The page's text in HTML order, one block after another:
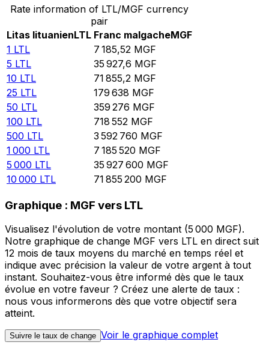
Rate information of LTL/MGF currency
pair
Litas lituanienLTL Franc malgacheMGF
1 LTL 7 185,52 MGF
5 LTL 35 927,6 MGF
10 LTL 71 855,2 MGF
25 LTL 179 638 MGF
50 LTL 359 276 MGF
100 LTL 718 552 MGF
500 LTL 3 592 760 MGF
1 000 LTL 7 185 520 MGF
5 000 LTL 35 927 600 MGF
10 000 LTL 71 855 200 MGF
Graphique : MGF vers LTL
Visualisez l'évolution de votre montant (5 000 MGF).
Notre graphique de change MGF vers LTL en direct suit
12 mois de taux moyens du marché en temps réel et
indique avec précision la valeur de votre argent à tout
instant. Souhaitez-vous être informé dès que le taux
évolue en votre faveur ? Créez une alerte de taux :
nous vous informerons dès que votre objectif sera
atteint.
Suivre le taux de change Voir le graphique complet